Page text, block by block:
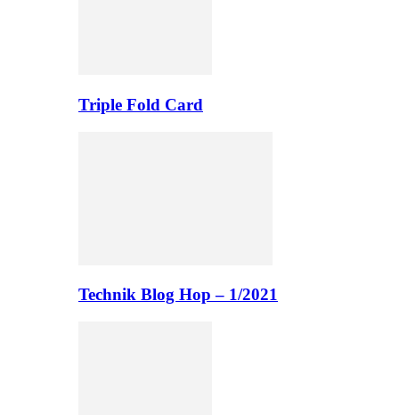
Triple Fold Card
Technik Blog Hop – 1/2021